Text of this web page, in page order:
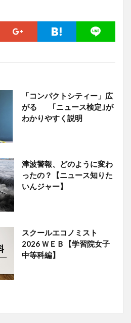
「コンパクトシティー」広
がる ｢ニュース検定｣が
わかりやすく説明
津波警報、どのように変わ
ったの？【ニュース知りた
いんジャー】
スクールエコノミスト
2026 ＷＥＢ【学習院女子
中等科編】